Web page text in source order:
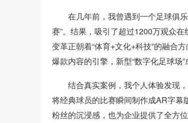
在几年前，我曾遇到一个足球俱
赛”。结果，吸引了超过1200万观众
变革正朝着“体育+文化+科技”的融合
爆款内容的引擎，新型“数字化足球场”
结合真实案例，我个人体验发现
将经典球员的比赛瞬间制作成AR字
粉丝的沉浸感，也为企业提供了全方位